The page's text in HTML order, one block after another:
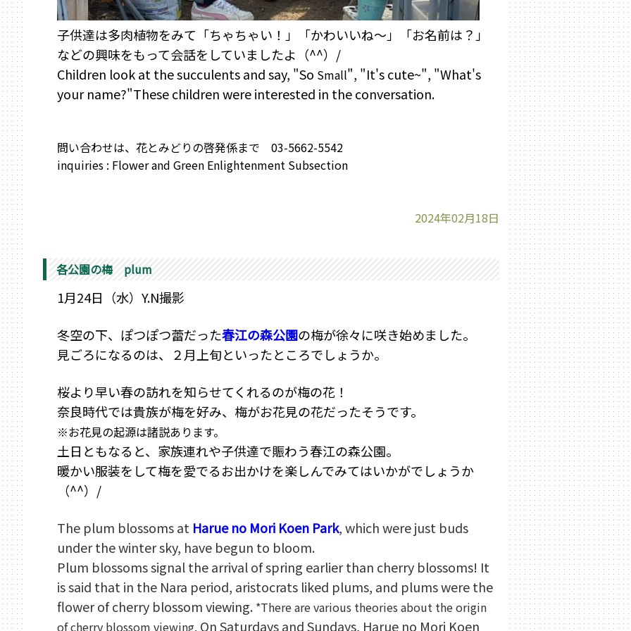
子供達は多肉植物をみて「ちゃちゃい！」「かわいいね～」「お名前は？」
などの興味をもって会話をしていましたよ（^^）/
Children look at the succulents and say, "So Small", "It's cute~", "What's
your name?"These children were interested in the conversation.
問い合わせは、花とみどりの啓発係まで 03-5662-5542
inquiries : Flower and Green Enlightenment Subsection
2024年02月18日
各公園の梅 plum
1月24日（水）Y.N撮影
冬空の下、ぽつぽつ蕾だった春江の森公園の梅が徐々に咲き始めました。
見ごろになるのは、２月上旬といったところでしょうか。
桜より早い春の訪れを知らせてくれるのが梅の花！
奈良時代では貴族が梅を好み、梅がお花見の花だったそうです。
※お花見の起源は諸説あります。
土日ともなると、家族連れや子供達で賑わう春江の森公園。
暖かい服装をして梅を愛でるお出かけを楽しんでみてはいかがでしょうか
（^^）/
The plum blossoms at Harue no Mori Koen Park, which were just buds
under the winter sky, have begun to bloom.
Plum blossoms signal the arrival of spring earlier than cherry blossoms! It
is said that in the Nara period, aristocrats liked plums, and plums were the
flower of cherry blossom viewing. *There are various theories about the origin
of cherry blossom viewing. On Saturdays and Sundays, Harue no Mori Koen